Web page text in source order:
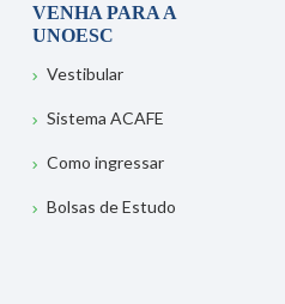
VENHA PARA A
UNOESC
Vestibular
Sistema ACAFE
Como ingressar
Bolsas de Estudo